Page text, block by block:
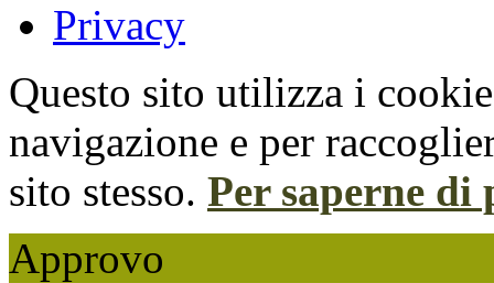
Privacy
Questo sito utilizza i
navigazione e per
sito stesso. Per saperne di
Approvo